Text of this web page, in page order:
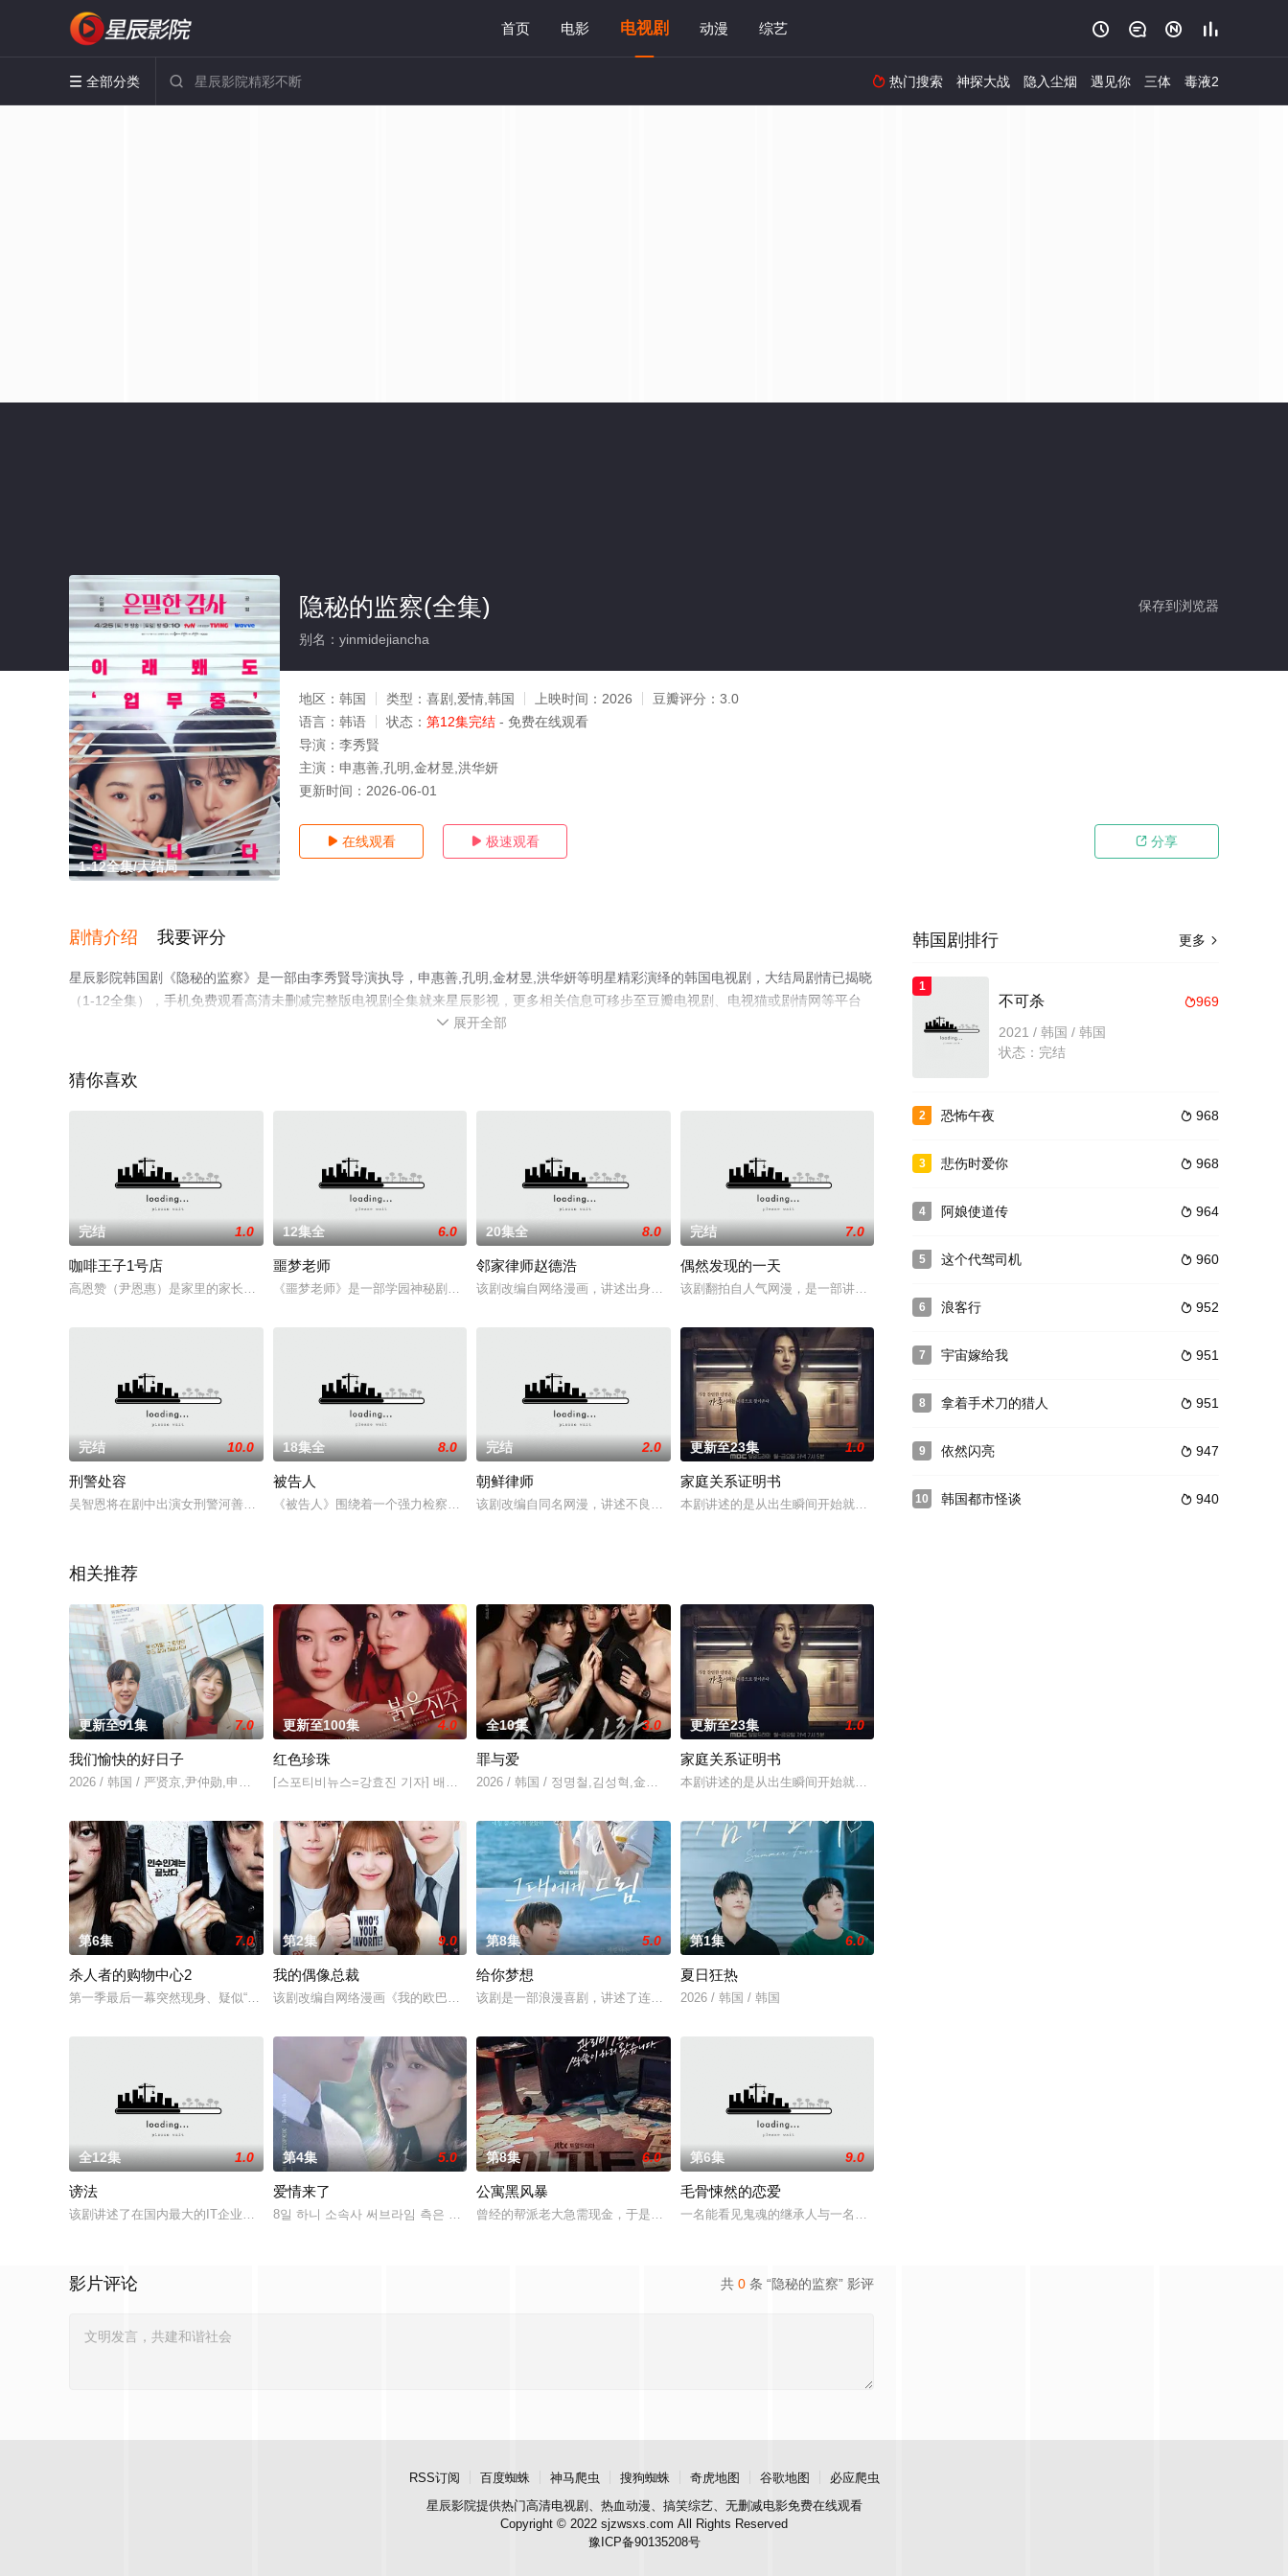
首页 电影 电视剧 动漫 综艺    
 全部分类   热门搜索 神探大战 隐入尘烟 遇见你 三体 毒液2
1-12全集/大结局
保存到浏览器
隐秘的监察(全集)
别名：yinmidejiancha
地区： 韩国 类型： 喜剧,爱情,韩国 上映时间： 2026 豆瓣评分： 3.0
语言： 韩语 状态： 第12集完结 - 免费在线观看
导演： 李秀賢
主演： 申惠善,孔明,金材昱,洪华妍
更新时间： 2026-06-01
 在线观看  极速观看  分享
剧情介绍 我要评分
星辰影院韩国剧《隐秘的监察》是一部由李秀賢导演执导，申惠善,孔明,金材昱,洪华妍等明星精彩演绎的韩国电视剧，大结局剧情已揭晓
（1-12全集），手机免费观看高清未删减完整版电视剧全集就来星辰影视，更多相关信息可移步至豆瓣电视剧、电视猫或剧情网等平台
 展开全部
猜你喜欢
完结 1.0
咖啡王子1号店
高恩赞（尹恩惠）是家里的家长，为了养家糊口女扮男装。在一次助人为乐的事件中遇到了崔汉洁（孔侑），汉洁误认为恩赞是与坏人
12集全 6.0
噩梦老师
《噩梦老师》是一部学园神秘剧。剧中，某所高中日复一日的生活中，学生们在做梦的瞬间陷入了陌生而奇妙、无法抗拒的甜蜜诱惑。
20集全 8.0
邻家律师赵德浩
该剧改编自网络漫画，讲述出身名校拥有大好前途的出色律师赵德浩，因不堪忍受检察机关的不正之风，进行内部告发，因而瞬间失去
完结 7.0
偶然发现的一天
该剧翻拍自人气网漫，是一部讲述奇幻校园题材的浪漫爱情片，讲述意识到自己只是校园漫画中的配角的檀吴
完结 10.0
刑警处容
吴智恩将在剧中出演女刑警河善宇（音），而首次挑战电视剧的全孝盛则在剧中饰演高中生女鬼韩娜英（音）。该剧主要讲述一位具有
18集全 8.0
被告人
《被告人》围绕着一个强力检察官成为死囚逃脱罪名的故事而展开，讲述了故事的主人公是一个未认证过被告人有罪的大韩民国最佳强
完结 2.0
朝鲜律师
该剧改编自同名网漫，讲述不良律师姜汉秀刻意诉讼、利用受害者的心，却意外成为百姓的恩人，并被推崇为英雄，最终成长为真正的
更新至23集 1.0
家庭关系证明书
本剧讲述的是从出生瞬间开始就被打上家庭崩溃烙印的一个孩子和面对冷酷的偏见和命运，重新找回自己人生
相关推荐
更新至91集 7.0
我们愉快的好日子
2026 / 韩国 / 严贤京,尹仲勋,申正允,尹多英,金惠玉,鲜于在德,尹多勋,文喜京,李商淑,郑孝彬,李家豪,郑永琡
更新至100集 4.0
红色珍珠
[스포티비뉴스=강효진 기자] 배우 박진희가 본격 컴백 활동에 나선다. 7일 스포티비뉴스 취재에 따르면, 박
全10集 3.0
罪与爱
2026 / 韩国 / 정명철,김성혁,金贤叙,정현웅
更新至23集 1.0
家庭关系证明书
本剧讲述的是从出生瞬间开始就被打上家庭崩溃烙印的一个孩子和面对冷酷的偏见和命运，重新找回自己人生
第6集 7.0
杀人者的购物中心2
第一季最后一幕突然现身、疑似“死而复生”的郑进湾（李栋旭 饰）究竟藏身何方？他和郑智安（金慧峻 饰）将如何联手反击？一
第2集 9.0
我的偶像总裁
该剧改编自网络漫画《我的欧巴是偶像》，是一部浪漫喜剧。讲述进入由前偶像兼CEO李灿领导的公司工作的南多凛，与在那里遇到
第8集 5.0
给你梦想
该剧是一部浪漫喜剧，讲述了连一个梦想都无所畏惧的十几岁，被现实挡住而受挫的二十几岁，像变成那样的大人的三十几岁的记者李
第1集 6.0
夏日狂热
2026 / 韩国 / 韩国
全12集 1.0
谤法
该剧讲述了在国内最大的IT企业里存在着一个恶神。唯一知道真实情况的人是一名少女和一个记者。拥有强力神技的少女和透彻正义
第4集 5.0
爱情来了
8일 하니 소속사 써브라임 측은 OSEN에 “하니가 KBS2 새 주말 드라마 ‘사랑이 온다’ 출연을 검토
第8集 6.0
公寓黑风暴
曾经的帮派老大急需现金，于是和有志成为律师的同伴合作，打算窃取住宅社区的储备基金，却意外揭开深藏的腐败真相。
第6集 9.0
毛骨悚然的恋爱
一名能看见鬼魂的继承人与一名王牌检察官发现只要轻轻一碰，就能让他们成为异常高效率的搭档，于是两人
共 0 条 “隐秘的监察” 影评
影片评论
更多 
韩国剧排行
1
969
不可杀
2021 / 韩国 / 韩国
状态：完结
2  968
恐怖午夜
3  968
悲伤时爱你
4  964
阿娘使道传
5  960
这个代驾司机
6  952
浪客行
7  951
宇宙嫁给我
8  951
拿着手术刀的猎人
9  947
依然闪亮
10  940
韩国都市怪谈
RSS订阅 百度蜘蛛 神马爬虫 搜狗蜘蛛 奇虎地图 谷歌地图
必应爬虫
星辰影院提供热门高清电视剧、热血动漫、搞笑综艺、无删减电影免费在线观看
Copyright © 2022 sjzwsxs.com All Rights Reserved
豫ICP备90135208号